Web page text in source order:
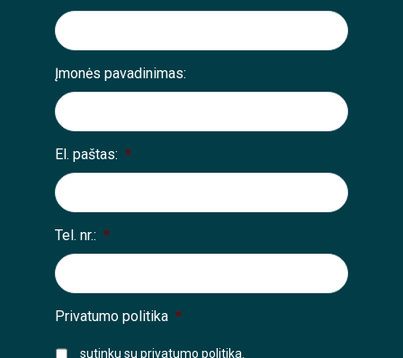
Įmonės pavadinimas:
El. paštas: *
Tel. nr.: *
Privatumo politika *
sutinku su privatumo politika